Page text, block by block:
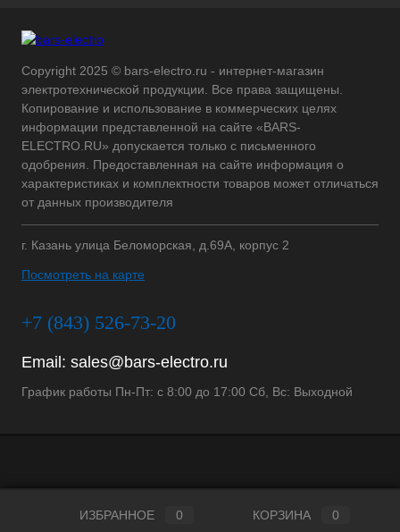
Copyright 2025 © bars-electro.ru - интернет-магазин
электротехнической продукции. Все права защищены.
Копирование и использование в коммерческих целях
информации представленной на сайте «BARS-
ELECTRO.RU» допускается только с письменного
одобрения. Предоставленная на сайте информация о
характеристиках и комплектности товаров может отличаться
от данных производителя
г. Казань улица Беломорская, д.69А, корпус 2
Посмотреть на карте
+7 (843) 526-73-20
Email: sales@bars-electro.ru
График работы Пн-Пт: с 8:00 до 17:00 Сб, Вс: Выходной
ИЗБРАННОЕ 0 КОРЗИНА 0